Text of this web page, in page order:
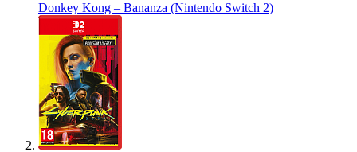
Donkey Kong – Bananza (Nintendo Switch 2)